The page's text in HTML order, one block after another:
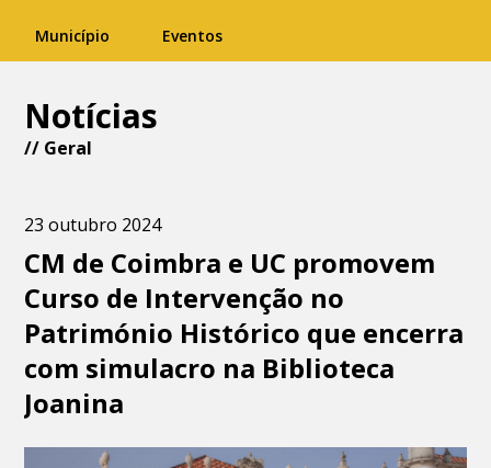
Município Eventos
Notícias
// Geral
23 outubro 2024
CM de Coimbra e UC promovem
Curso de Intervenção no
Património Histórico que encerra
com simulacro na Biblioteca
Joanina